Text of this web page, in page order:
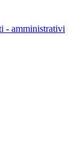
- amministrativi